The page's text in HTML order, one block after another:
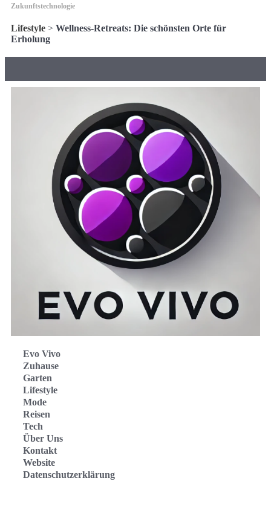
Zukunftstechnologie
Lifestyle > Wellness-Retreats: Die schönsten Orte für
Erholung
Evo Vivo
Zuhause
Garten
Lifestyle
Mode
Reisen
Tech
Über Uns
Kontakt
Website
Datenschutzerklärung